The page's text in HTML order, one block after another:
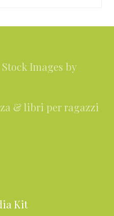
Images by
& libri per ragazzi
Kit